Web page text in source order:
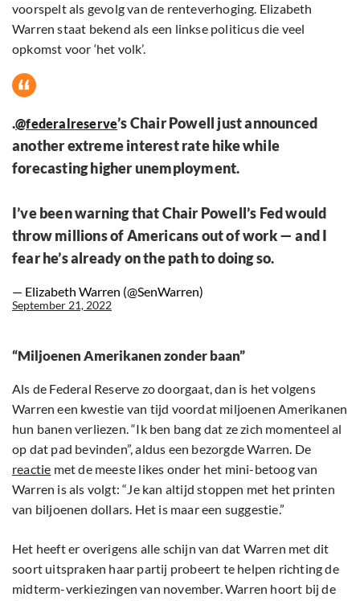
voorspelt als gevolg van de renteverhoging. Elizabeth
Warren staat bekend als een linkse politicus die veel
opkomst voor ‘het volk’.
.@federalreserve’s Chair Powell just announced
another extreme interest rate hike while
forecasting higher unemployment.
I’ve been warning that Chair Powell’s Fed would
throw millions of Americans out of work — and I
fear he’s already on the path to doing so.
— Elizabeth Warren (@SenWarren)
September 21, 2022
“Miljoenen Amerikanen zonder baan”
Als de Federal Reserve zo doorgaat, dan is het volgens
Warren een kwestie van tijd voordat miljoenen Amerikanen
hun banen verliezen. “Ik ben bang dat ze zich momenteel al
op dat pad bevinden”, aldus een bezorgde Warren. De
reactie met de meeste likes onder het mini-betoog van
Warren is als volgt: “Je kan altijd stoppen met het printen
van biljoenen dollars. Het is maar een suggestie.”
Het heeft er overigens alle schijn van dat Warren met dit
soort uitspraken haar partij probeert te helpen richting de
midterm-verkiezingen van november. Warren hoort bij de